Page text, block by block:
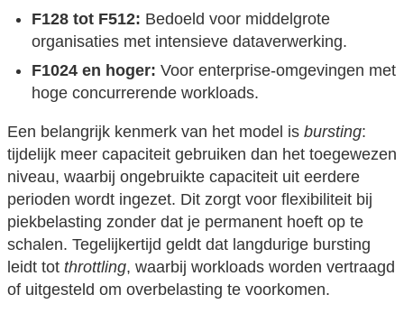
F128 tot F512: Bedoeld voor middelgrote
organisaties met intensieve dataverwerking.
F1024 en hoger: Voor enterprise-omgevingen met
hoge concurrerende workloads.
Een belangrijk kenmerk van het model is bursting:
tijdelijk meer capaciteit gebruiken dan het toegewezen
niveau, waarbij ongebruikte capaciteit uit eerdere
perioden wordt ingezet. Dit zorgt voor flexibiliteit bij
piekbelasting zonder dat je permanent hoeft op te
schalen. Tegelijkertijd geldt dat langdurige bursting
leidt tot throttling, waarbij workloads worden vertraagd
of uitgesteld om overbelasting te voorkomen.